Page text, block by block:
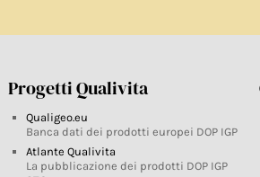
Progetti Qualivita
Qualigeo.eu
Banca dati dei prodotti europei DOP IGP
Atlante Qualivita
La pubblicazione dei prodotti DOP IGP